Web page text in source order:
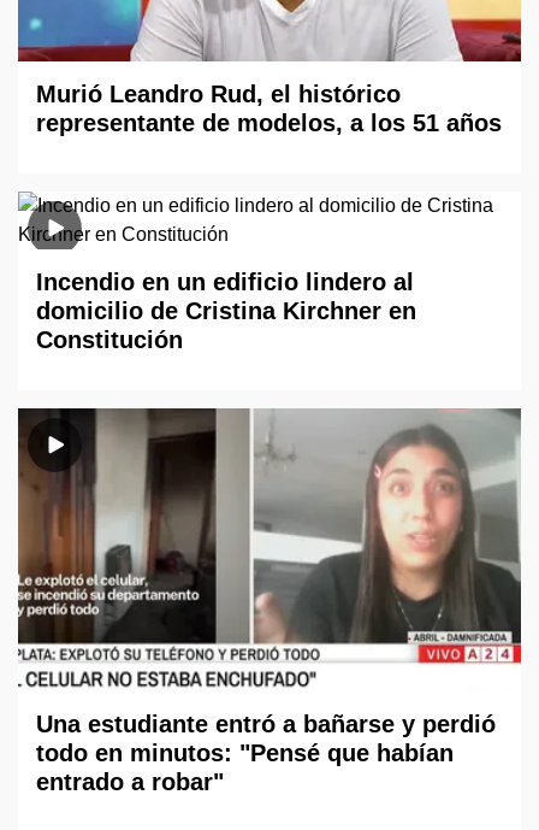
Murió Leandro Rud, el histórico
representante de modelos, a los 51 años
Incendio en un edificio lindero al
domicilio de Cristina Kirchner en
Constitución
Una estudiante entró a bañarse y perdió
todo en minutos: "Pensé que habían
entrado a robar"